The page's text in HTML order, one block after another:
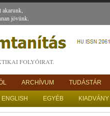
jövünk.
FOLYÓIRAT.
ARCHÍVUM TUDÁSTÁR
EGYÉB